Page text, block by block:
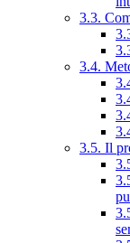
3.3.
3.4.
3.5. Il